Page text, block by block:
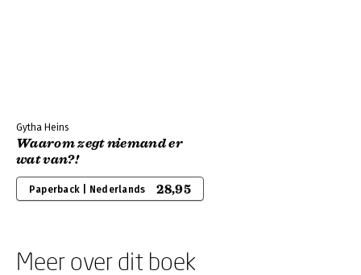
Gytha Heins
Waarom zegt niemand er
wat van?!
Paperback | Nederlands 28,95
Meer over dit boek